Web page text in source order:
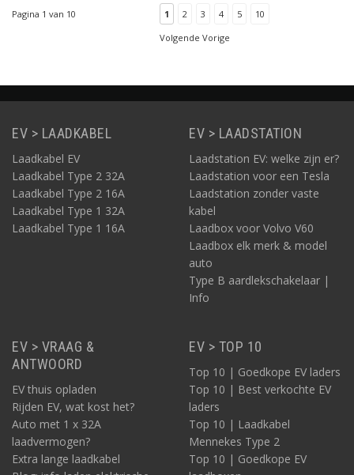
fasig 16A opladen van
uw elektrische auto.
Geschikt voor alle typen
zwa
Pagina 1 van 10 1 2 3 4 5
10
Volgende Vorige
EV > LAADKABEL
Laadkabel EV
Laadkabel Type 2 32A
Laadkabel Type 2 16A
Laadkabel Type 1 32A
Laadkabel Type 1 16A
EV > LAADSTATION
Laadstation EV: welke zijn er?
Laadstation voor een Tesla
Laadstation zonder vaste
kabel
Laadbox voor Volvo V60
Laadbox elk merk & model
auto
Type B aardlekschakelaar |
Info
EV > VRAAG &
ANTWOORD
EV thuis opladen
Rijden EV, wat kost het?
Auto met 1 x 32A
laadvermogen?
Extra lange laadkabel
EV > TOP 10
Top 10 | Goedkope EV laders
Top 10 | Best verkochte EV
laders
Top 10 | Laadkabel
Mennekes Type 2
Top 10 | Goedkope EV